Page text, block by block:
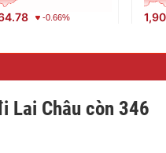
-0.66%
Lai Châu còn 346